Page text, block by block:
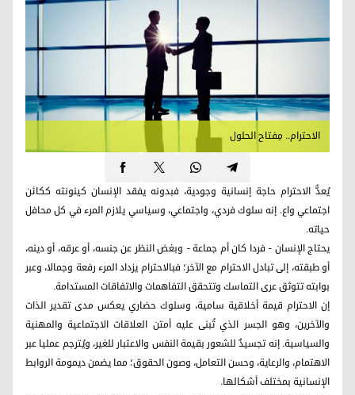
الاحترام.. مِفتاح الحلول
يُعدُّ الاحترام حاجة إنسانية وجودية، فبدونه يفقد الإنسان كينونته ككائن
اجتماعي واع. إنه سلوك فردي، واجتماعي، وسياسي يلازم المرء في كل محافل
حياته.
يحتاج الإنسان - فردا كان أم جماعة - وبغض النظر عن جنسه، أو عرقه، أو دينه،
أو طبقته، إلى تبادل الاحترام مع الآخر؛ فبالاحترام يزداد المرء رفعة وجمالا، وعبر
بوابته تتوثق عرى التماسك وتتحقق التفاهمات والاتفاقات المستدامة.
إن الاحترام قيمة أخلاقية سامية، وسلوك حضاري يعكس مدى تقدير الذات
والآخرين، وهو الجسر الذي تُبنى عليه أمتن العلاقات الاجتماعية والمهنية
والسياسية. إنه تجسيدٌ للشعور بقيمة النفس والاعتبار للغير، ويُترجم عمليا عبر
الاهتمام، والرعاية، وحسن التعامل، وصون الحقوق؛ مما يضمن ديمومة الروابط
الإنسانية بمختلف أشكالها.